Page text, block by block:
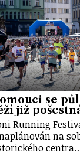
se
již
Running
na